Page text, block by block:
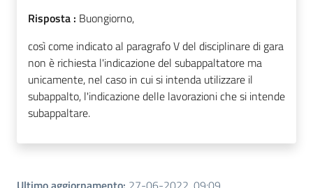
Risposta : Buongiorno,
così come indicato al paragrafo V del disciplinare di gara
non è richiesta l'indicazione del subappaltatore ma
unicamente, nel caso in cui si intenda utilizzare il
subappalto, l'indicazione delle lavorazioni che si intende
subappaltare.